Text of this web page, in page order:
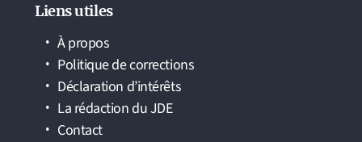
Liens utiles
À propos
Politique de corrections
Déclaration d’intérêts
La rédaction du JDE
Contact